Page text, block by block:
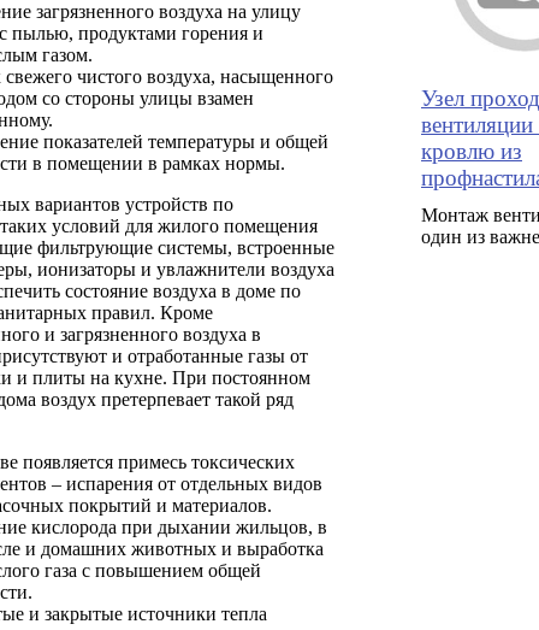
загрязненного воздуха на улицу
пылью, продуктами горения и
газом.
чистого воздуха, насыщенного
со стороны улицы взамен
показателей температуры и общей
в помещении в рамках нормы.
вариантов устройств по
условий для жилого помещения
фильтрующие системы, встроенные
ионизаторы и увлажнители воздуха
состояние воздуха в доме по
правил. Кроме
и загрязненного воздуха в
и отработанные газы от
и плиты на кухне. При постоянном
воздух претерпевает такой ряд
появляется примесь токсических
– испарения от отдельных видов
покрытий и материалов.
кислорода при дыхании жильцов, в
и домашних животных и выработка
газа с повышением общей
и закрытые источники тепла
Узел
вентиляции
кровлю из
Монтаж
один из